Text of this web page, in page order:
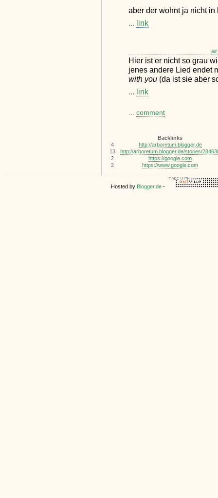
aber der wohnt ja nicht in
... link
Hier ist er nicht so grau
jenes andere Lied endet
with you (da ist sie aber
... link
... comment
Backlinks
4
http://arboretum.blogger.de
13
http://arboretum.blogger.de/stories/
2
https://google.com
2
https://www.google.com
Hosted by Blogger.de-